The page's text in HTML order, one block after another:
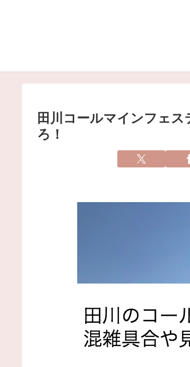
田川コールマインフェ
ろ！